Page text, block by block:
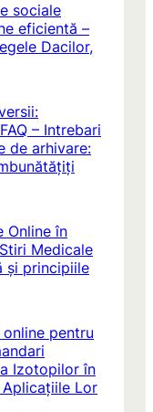
sociale
eficientă –
Dacilor,
– Intrebari
de arhivare:
Online în
Medicale
și principiile
pentru
Izotopilor în
Lor